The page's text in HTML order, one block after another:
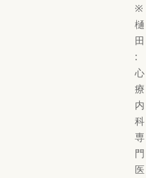
※
樋
田
:
心
療
内
科
専
門
医